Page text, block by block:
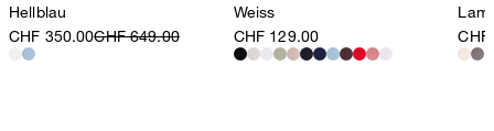
Hellblau
CHF 350.00CHF 649.00
Weiss
CHF 129.00